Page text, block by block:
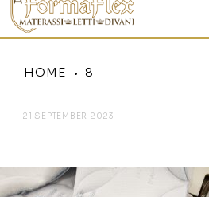
HOME 8
21 SEPTEMBER 2023